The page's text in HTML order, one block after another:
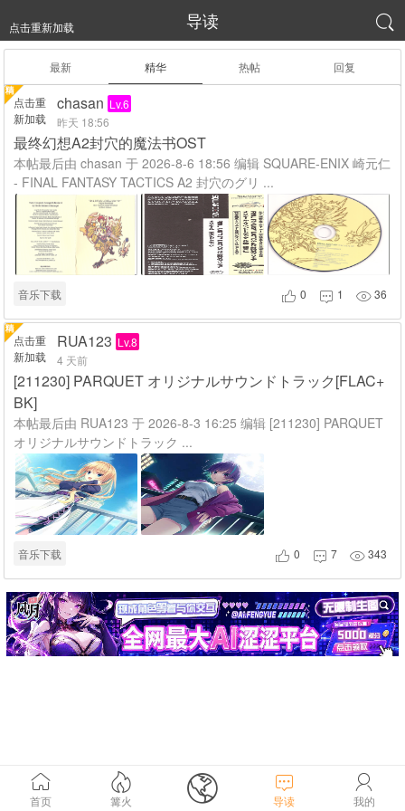
点击重新加载 导读 
最新 精华 热帖 回复
点击重
新加载
chasan Lv.6
昨天 18:56
最终幻想A2封穴的魔法书OST
本帖最后由 chasan 于 2026-8-6 18:56 编辑 SQUARE-ENIX 崎元仁
- FINAL FANTASY TACTICS A2 封穴のグリ ...
音乐下载  0  1 36
点击重
新加载
RUA123 Lv.8
4 天前
[211230] PARQUET オリジナルサウンドトラック[FLAC+
BK]
本帖最后由 RUA123 于 2026-8-3 16:25 编辑 [211230] PARQUET
オリジナルサウンドトラック ...
音乐下载  0  7 343

首页

篝火  
导读

我的